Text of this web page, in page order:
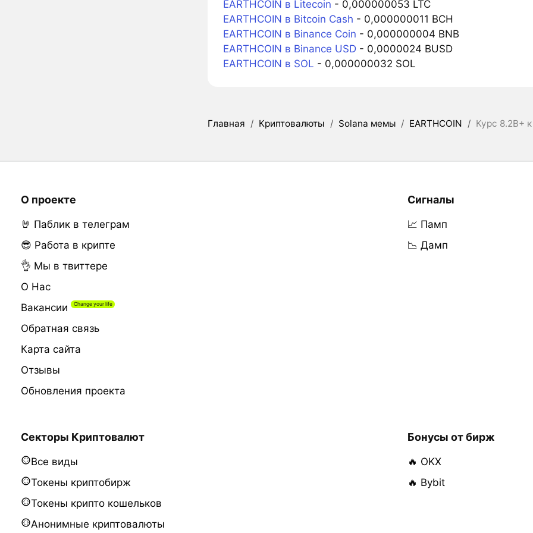
EARTHCOIN в Litecoin - 0,000000053 LTC
EARTHCOIN в Bitcoin Cash - 0,000000011 BCH
EARTHCOIN в Binance Coin - 0,000000004 BNB
EARTHCOIN в Binance USD- 0,0000024 BUSD
EARTHCOIN в SOL - 0,000000032 SOL
Главная / Криптовалюты / Solana мемы / EARTHCOIN / Курс 8.2B+
О проекте
🤘 Паблик в телеграм
😎 Работа в крипте
👌 Мы в твиттере
О Нас
Вакансии
Обратная связь
Карта сайта
Отзывы
Обновления проекта
Сигналы
📈 Памп
📉 Дамп
Секторы Криптовалют
Все виды
Токены криптобирж
Токены крипто кошельков
Анонимные криптовалюты
Бонусы от бирж
🔥 OKX
🔥 Bybit